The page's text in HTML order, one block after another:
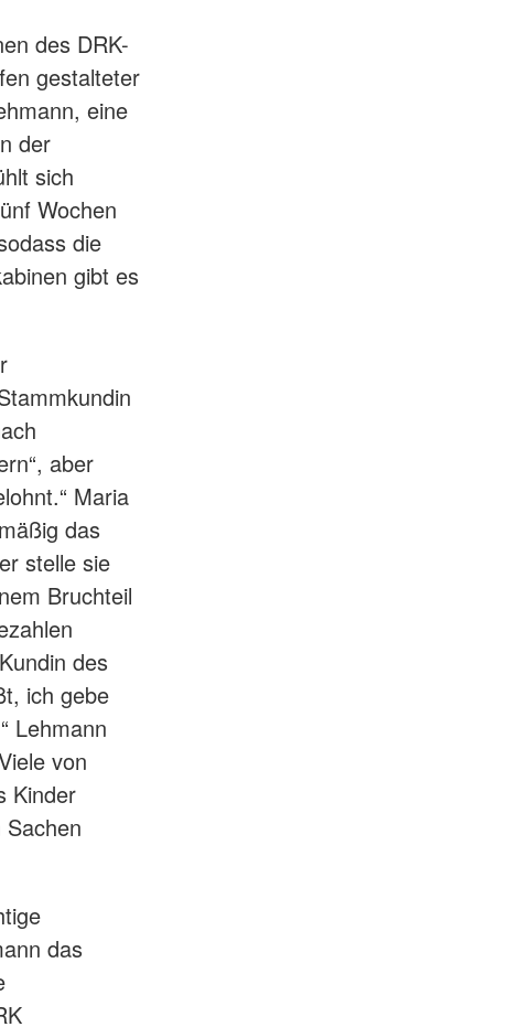
des DRK-
gestalteter
eine
der
sich
Wochen
die
gibt es
aber
Maria
das
stelle sie
Bruchteil
des
ich gebe
Lehmann
von
Kinder
das